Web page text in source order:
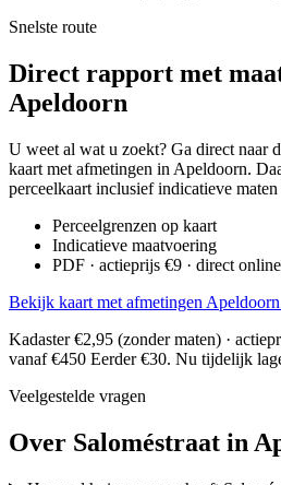
Snelste route
Direct rapport met
Apeldoorn
U weet al wat u zoekt? Ga direct naar
kaart met afmetingen in Apeldoorn.
perceelkaart inclusief indicatieve maten
Perceelgrenzen op kaart
Indicatieve maatvoering
PDF · actieprijs €9 · direct online
Bekijk kaart met afmetingen
Kadaster €2,95 (zonder maten) ·
vanaf €450 Eerder €30. Nu tijdelijk
Veelgestelde vragen
Over Saloméstraat in